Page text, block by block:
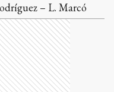
– L. Marcó